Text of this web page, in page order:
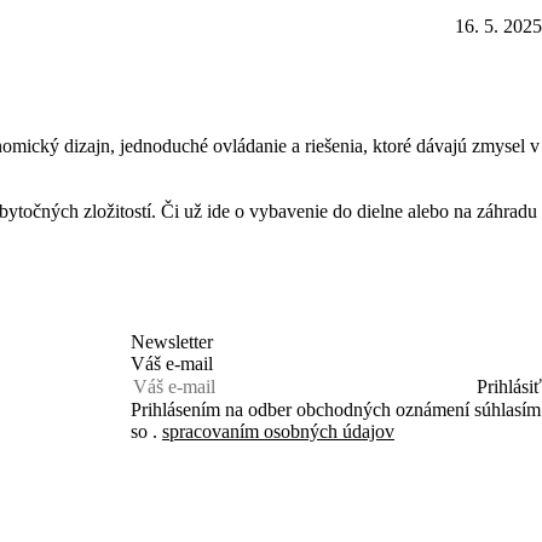
16. 5. 2025
dizajn, jednoduché ovládanie a riešenia, ktoré dávajú zmysel v
zložitostí. Či už ide o vybavenie do dielne alebo na záhradu
Newsletter
Váš e-mail
Prihlásiť
Prihlásením na odber obchodných oznámení súhlasím
so . spracovaním osobných údajov